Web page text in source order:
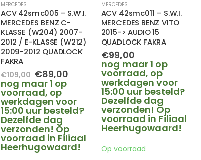
MERCEDES
ACV 42smc005 – S.W.I.
MERCEDES BENZ C-
KLASSE (W204) 2007-
2012 / E-KLASSE (W212)
2009-2012 QUADLOCK
FAKRA
€109,00 Oorspronkelijke
prijs
was:
€109,00.
€89,00 Huidige
€89,00.
nog maar 1 op
voorraad, op
werkdagen voor
15:00 uur besteld?
Dezelfde dag
verzonden! Op
voorraad in Filiaal
Heerhugowaard!
MERCEDES
ACV 42smc011 – S.W.I.
MERCEDES BENZ VITO
2015-> AUDIO 15
QUADLOCK FAKRA
€99,00
nog maar 1 op
voorraad, op
werkdagen voor
15:00 uur besteld?
Dezelfde dag
verzonden! Op
voorraad in Filiaal
Heerhugowaard!
Op voorraad